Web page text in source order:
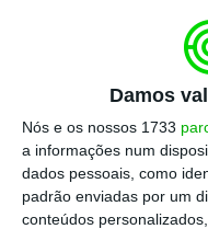
Damos
Nós e os nossos 1733
a informações num
dados pessoais, como
padrão enviadas por um
conteúdos
gasóleo” para
preços dos
Baixa do ISP de
segunda-feira
Ler Mais